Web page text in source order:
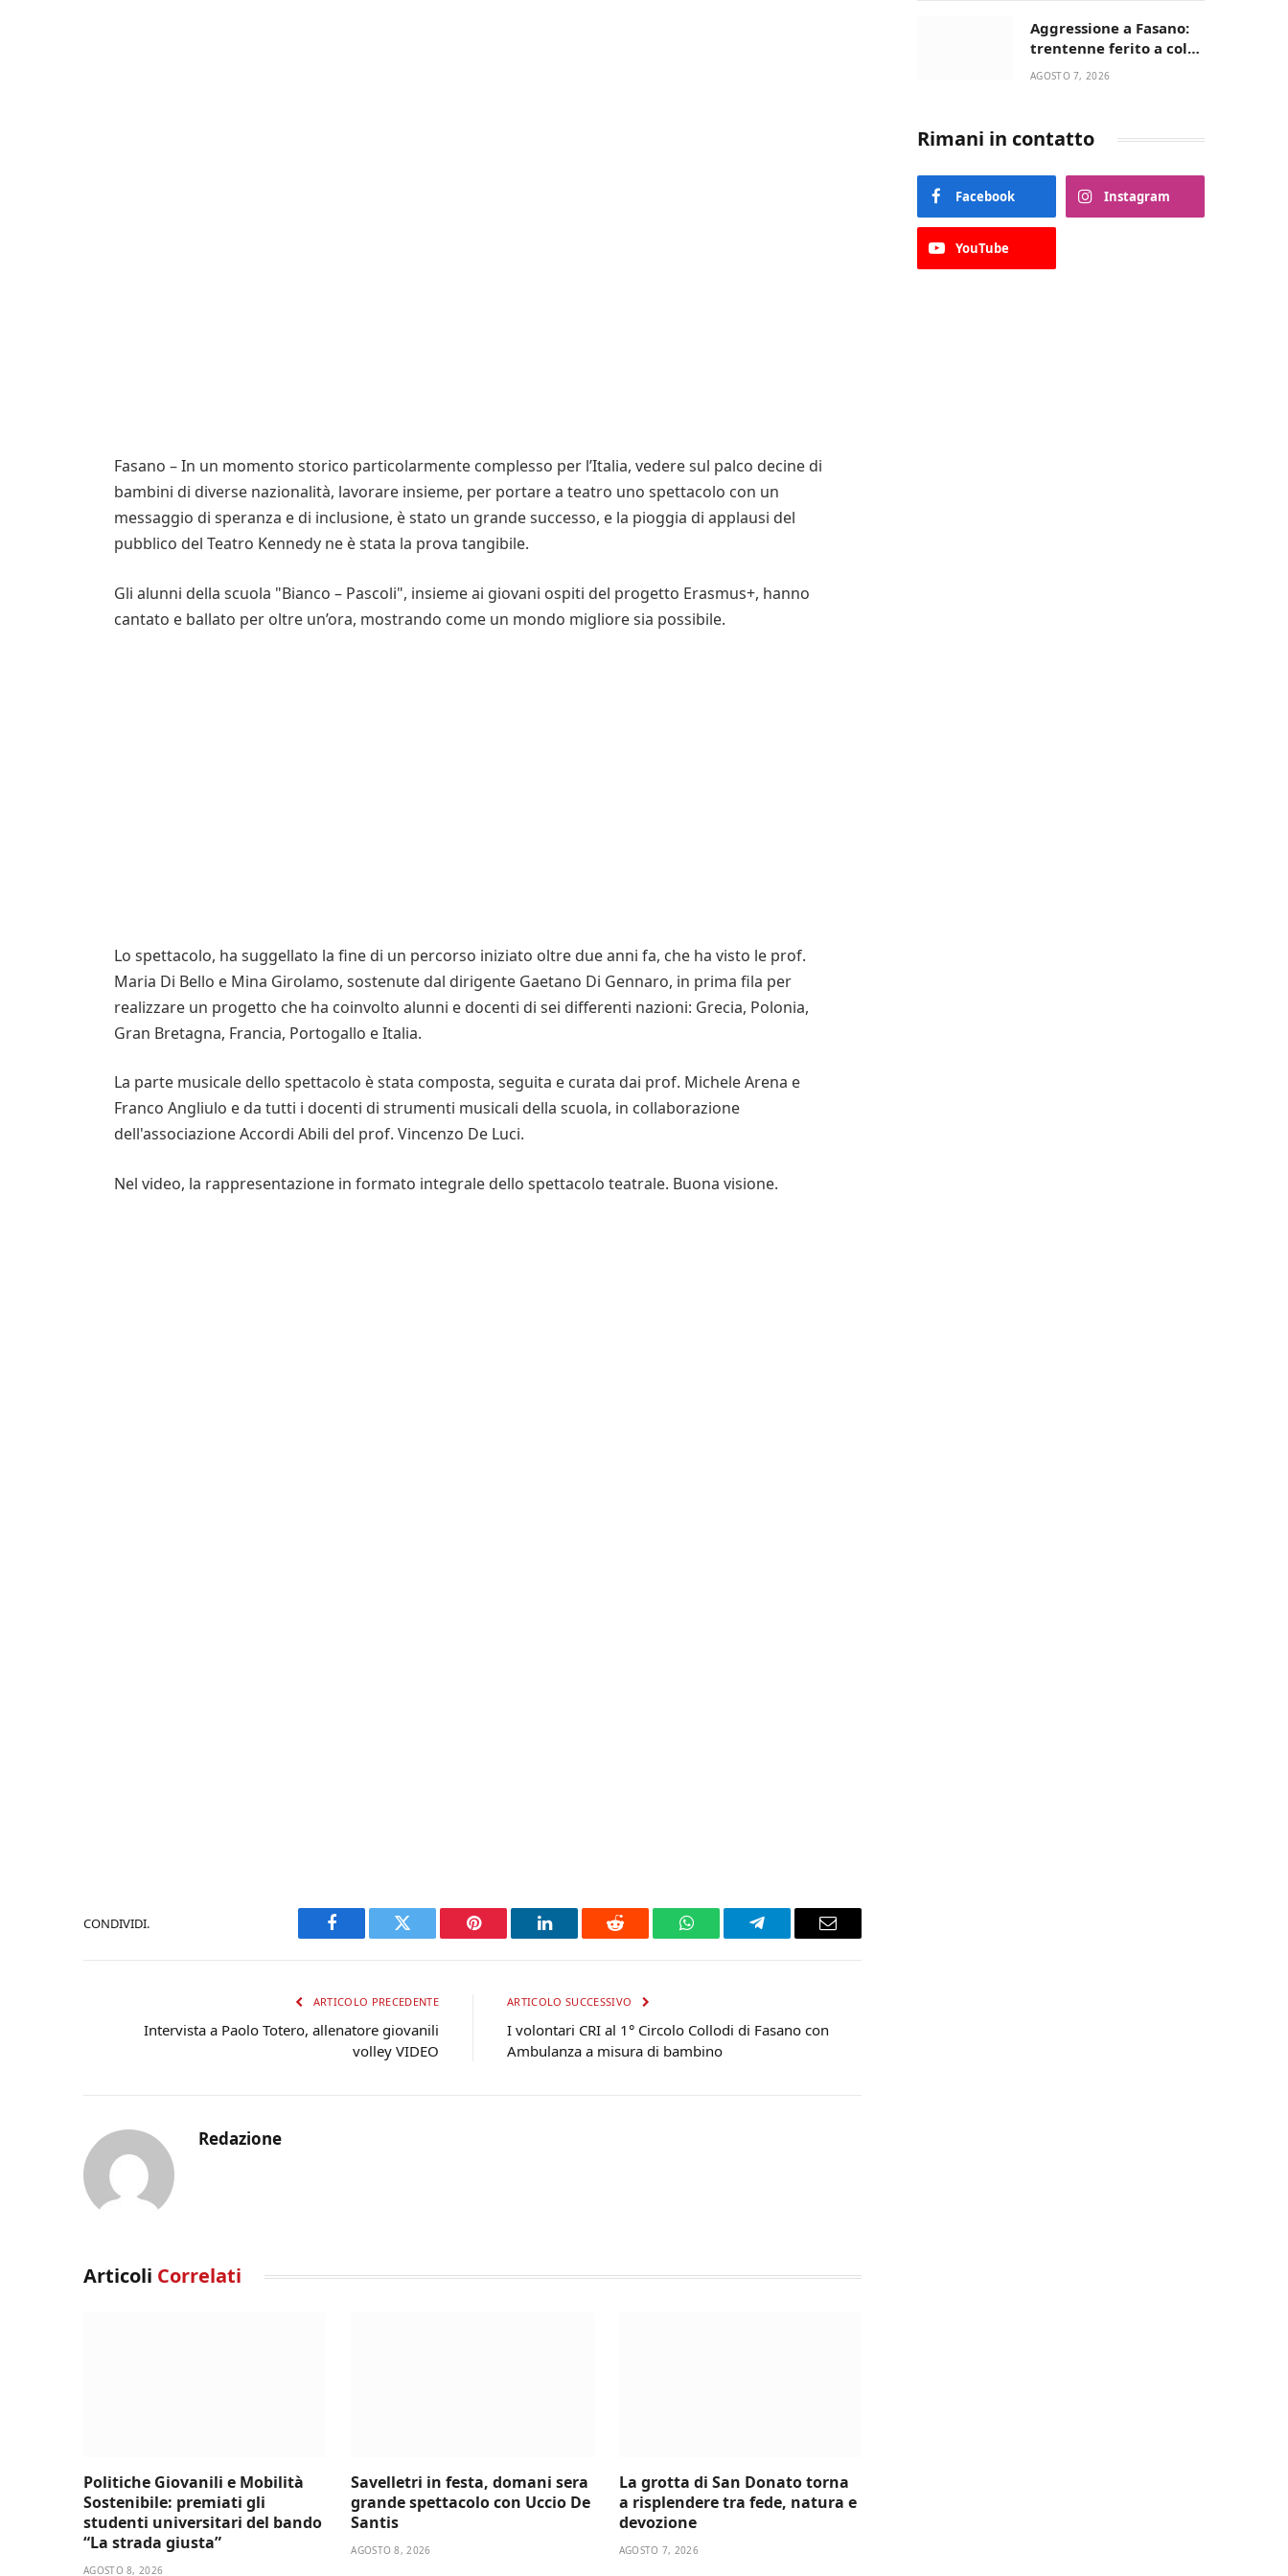
Fasano – In un momento storico particolarmente complesso per l’Italia, vedere sul palco decine di
bambini di diverse nazionalità, lavorare insieme, per portare a teatro uno spettacolo con un
messaggio di speranza e di inclusione, è stato un grande successo, e la pioggia di applausi del
pubblico del Teatro Kennedy ne è stata la prova tangibile.
Gli alunni della scuola "Bianco – Pascoli", insieme ai giovani ospiti del progetto Erasmus+, hanno
cantato e ballato per oltre un’ora, mostrando come un mondo migliore sia possibile.
Lo spettacolo, ha suggellato la fine di un percorso iniziato oltre due anni fa, che ha visto le prof.
Maria Di Bello e Mina Girolamo, sostenute dal dirigente Gaetano Di Gennaro, in prima fila per
realizzare un progetto che ha coinvolto alunni e docenti di sei differenti nazioni: Grecia, Polonia,
Gran Bretagna, Francia, Portogallo e Italia.
La parte musicale dello spettacolo è stata composta, seguita e curata dai prof. Michele Arena e
Franco Angliulo e da tutti i docenti di strumenti musicali della scuola, in collaborazione
dell'associazione Accordi Abili del prof. Vincenzo De Luci.
Nel video, la rappresentazione in formato integrale dello spettacolo teatrale. Buona visione.
CONDIVIDI.
Facebook Twitter Pinterest LinkedIn Reddit WhatsAppTelegram Email
ARTICOLO PRECEDENTE
Intervista a Paolo Totero, allenatore giovanili
volley VIDEO
ARTICOLO SUCCESSIVO
I volontari CRI al 1° Circolo Collodi di Fasano con
Ambulanza a misura di bambino
Redazione
Articoli Correlati
Politiche Giovanili e Mobilità
Sostenibile: premiati gli
studenti universitari del bando
“La strada giusta”
AGOSTO 8, 2026
Savelletri in festa, domani sera
grande spettacolo con Uccio De
Santis
AGOSTO 8, 2026
La grotta di San Donato torna
a risplendere tra fede, natura e
devozione
AGOSTO 7, 2026
Aggressione a Fasano:
trentenne ferito a colpi
di pistola in casa
AGOSTO 7, 2026
Rimani in contatto
Facebook Instagram
YouTube